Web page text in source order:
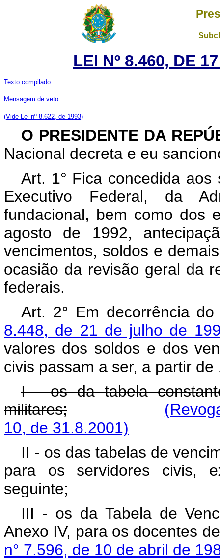
LEI Nº 8.460, DE
Texto compilado
Mensagem de veto
(Vide Lei nº 8.622, de 1993)
O PRESIDENTE DA
Nacional decreta e eu
Art. 1° Fica concedida
Executivo Federal, da
fundacional, bem como dos
agosto de 1992,
vencimentos, soldos e
ocasião da revisão geral da
federais.
Art. 2° Em decorrência
8.448, de 21 de julho de
valores dos soldos e dos
civis passam a ser, a partir
I - os da tabela
militares;
10, de 31.8.2001)
II - os das tabelas de
para os servidores civis,
seguinte;
III - os da Tabela de
Anexo IV, para os docentes
n° 7.596, de 10 de abril de